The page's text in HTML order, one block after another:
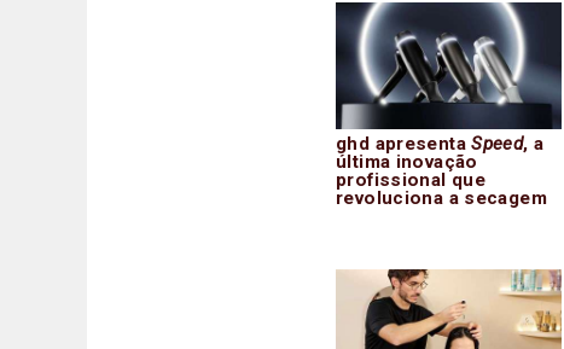
ghd apresentaSpeed, a
última inovação
profissional que
revoluciona a secagem